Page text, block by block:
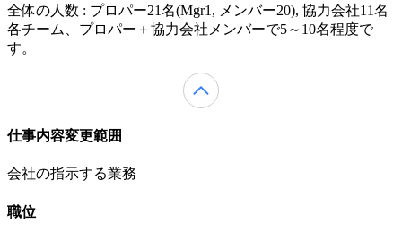
全体の人数 : プロパー21名(Mgr1, メンバー20), 協力会社11名
各チーム、プロパー＋協力会社メンバーで5～10名程度で
す。
仕事内容変更範囲
会社の指示する業務
職位